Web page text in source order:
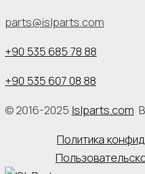
parts@islparts.com
+90 535 685 78 88
+90 535 607 08 88
© 2016-2025 Islparts.com
Политика